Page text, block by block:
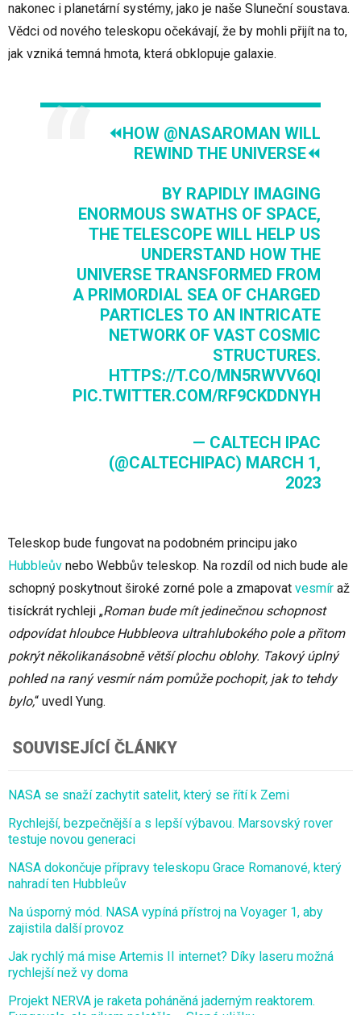
nakonec i planetární systémy, jako je naše Sluneční soustava.
Vědci od nového teleskopu očekávají, že by mohli přijít na to,
jak vzniká temná hmota, která obklopuje galaxie.
⏪HOW @NASAROMAN WILL
REWIND THE UNIVERSE⏪
BY RAPIDLY IMAGING
ENORMOUS SWATHS OF SPACE,
THE TELESCOPE WILL HELP US
UNDERSTAND HOW THE
UNIVERSE TRANSFORMED FROM
A PRIMORDIAL SEA OF CHARGED
PARTICLES TO AN INTRICATE
NETWORK OF VAST COSMIC
STRUCTURES.
HTTPS://T.CO/MN5RWVV6QI
PIC.TWITTER.COM/RF9CKDDNYH
— CALTECH IPAC
(@CALTECHIPAC) MARCH 1,
2023
Teleskop bude fungovat na podobném principu jako
Hubbleův nebo Webbův teleskop. Na rozdíl od nich bude ale
schopný poskytnout široké zorné pole a zmapovat vesmír až
tisíckrát rychleji „Roman bude mít jedinečnou schopnost
odpovídat hloubce Hubbleova ultrahlubokého pole a přitom
pokrýt několikanásobně větší plochu oblohy. Takový úplný
pohled na raný vesmír nám pomůže pochopit, jak to tehdy
bylo,“ uvedl Yung.
SOUVISEJÍCÍ ČLÁNKY
NASA se snaží zachytit satelit, který se řítí k Zemi
Rychlejší, bezpečnější a s lepší výbavou. Marsovský rover
testuje novou generaci
NASA dokončuje přípravy teleskopu Grace Romanové, který
nahradí ten Hubbleův
Na úsporný mód. NASA vypíná přístroj na Voyager 1, aby
zajistila další provoz
Jak rychlý má mise Artemis II internet? Díky laseru možná
rychlejší než vy doma
Projekt NERVA je raketa poháněná jaderným reaktorem.